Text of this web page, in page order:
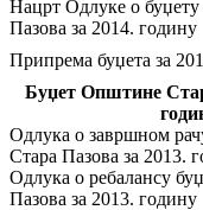
Нацрт Одлуке о
Пазова за 2014. годину
Припрема буџета за
Буџет Општине
Одлука о завршном
Стара Пазова за 2013.
Одлука о ребалансу
Пазова за 2013. годину